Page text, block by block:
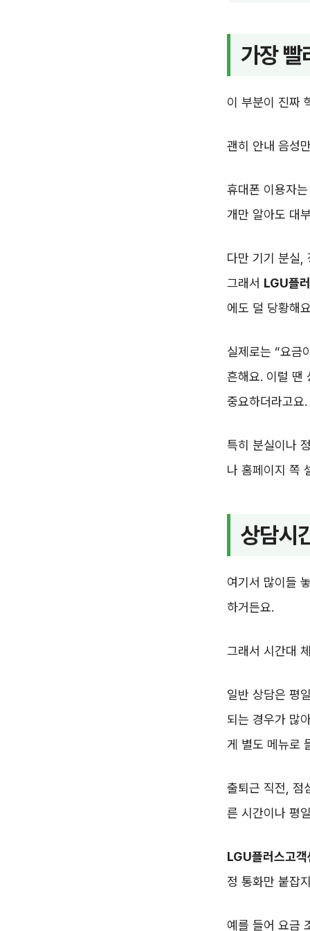
가장 빨
이 부분이 진짜
괜히 안내 음성
휴대폰 이용자
개만 알아도 대
다만 기기 분실,
그래서 LGU플
에도 덜 당황해
실제로는 “요금
흔해요. 이럴 땐
중요하더라고요.
특히 분실이나
나 홈페이지 쪽
상담시
여기서 많이들
하거든요.
그래서 시간대
일반 상담은 평
되는 경우가 많
게 별도 메뉴로
출퇴근 직전, 점
른 시간이나 평
LGU플러스고객
정 통화만 붙잡
예를 들어 요금